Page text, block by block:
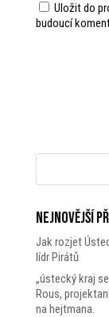
Uložit do
budoucí
Nejnovější
Jak rozjet
lídr Pirátů
„ústecký kraj
Rous,
na hejtmana.